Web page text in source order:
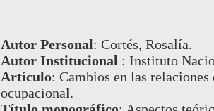
Autor Personal: Cortés, Rosalía.
Autor Institucional : Instituto
Artículo: Cambios en las
ocupacional.